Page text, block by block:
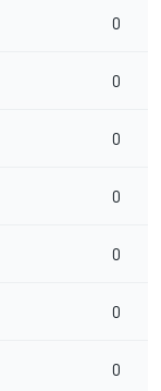
0
0
0
0
0
0
0